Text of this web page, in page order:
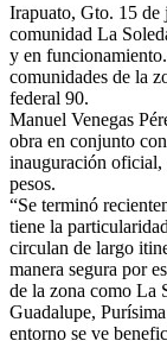
Irapuato, Gto. 15 de
comunidad La
y en
comunidades de la
federal 90.
Manuel Venegas
obra en conjunto
inauguración oficial,
pesos.
“Se terminó
tiene la
circulan de largo
manera segura por
de la zona como La
Guadalupe,
entorno se ve